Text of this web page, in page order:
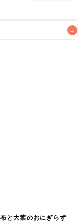
+
くお早めにお召
と大葉のおにぎらず